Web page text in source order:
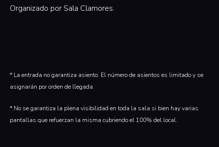
Organizado por Sala Clamores.‍
* La entrada no garantiza asiento. El número de asientos es limitado y se
asignarán por orden de llegada.
* No se garantiza la plena visibilidad en toda la sala si bien hay varias
pantallas que refuerzan la misma cubriendo el 100% del local.